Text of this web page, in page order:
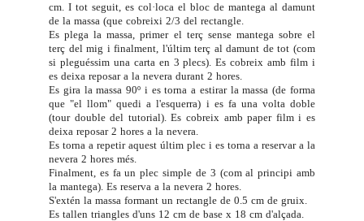
cm. I tot seguit, es col·loca el bloc de mantega al damunt
de la massa (que cobreixi 2/3 del rectangle.
Es plega la massa, primer el terç sense mantega sobre el
terç del mig i finalment, l'últim terç al damunt de tot (com
si pleguéssim una carta en 3 plecs). Es cobreix amb film i
es deixa reposar a la nevera durant 2 hores.
Es gira la massa 90º i es torna a estirar la massa (de forma
que "el llom" quedi a l'esquerra) i es fa una volta doble
(tour double del tutorial). Es cobreix amb paper film i es
deixa reposar 2 hores a la nevera.
Es torna a repetir aquest últim plec i es torna a reservar a la
nevera 2 hores més.
Finalment, es fa un plec simple de 3 (com al principi amb
la mantega). Es reserva a la nevera 2 hores.
S'extén la massa formant un rectangle de 0.5 cm de gruix.
Es tallen triangles d'uns 12 cm de base x 18 cm d'alçada.